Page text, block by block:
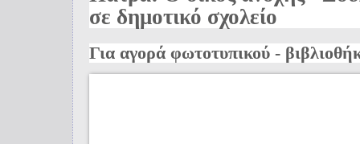
σε δημοτικό σχολείο
Για αγορά φωτοτυπικού -